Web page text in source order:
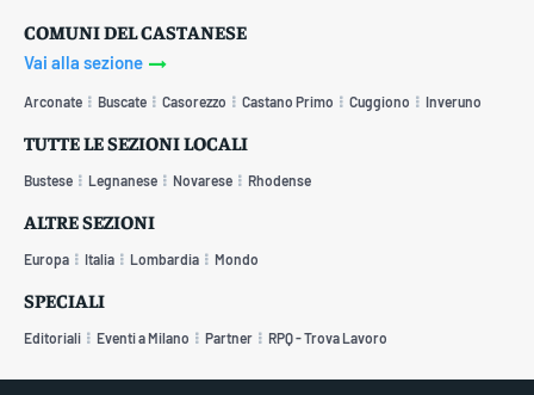
COMUNI DEL CASTANESE
Vai alla sezione
Arconate Buscate Casorezzo Castano Primo Cuggiono Inveruno
TUTTE LE SEZIONI LOCALI
Bustese Legnanese Novarese Rhodense
ALTRE SEZIONI
Europa Italia Lombardia Mondo
SPECIALI
Editoriali Eventi a Milano Partner RPQ - Trova Lavoro